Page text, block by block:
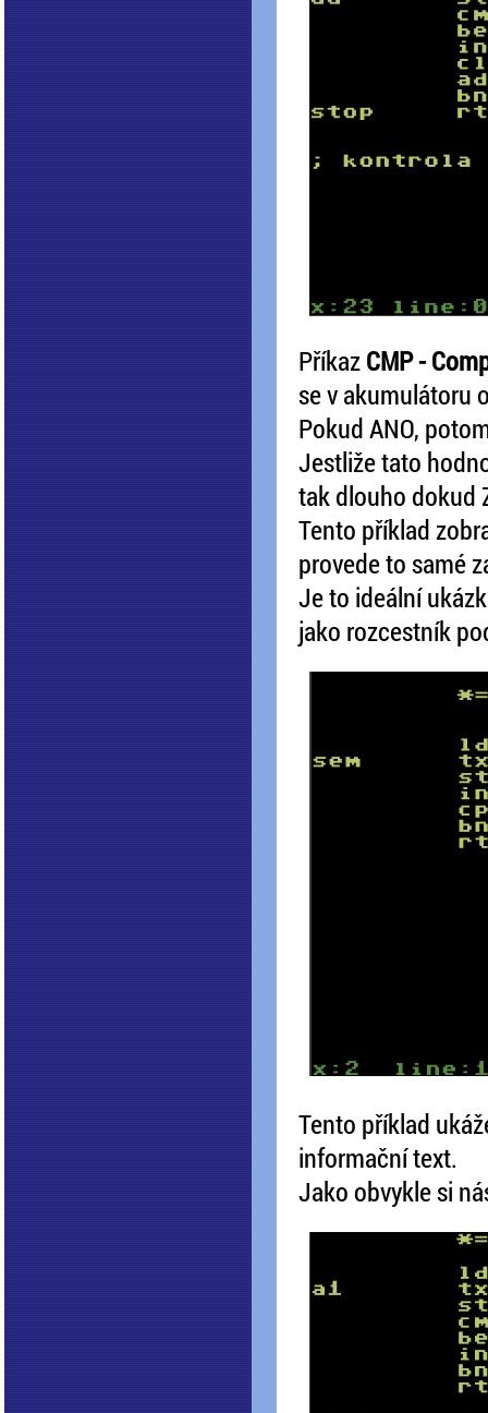
PříkazCMP -
se v akumulátoru
Pokud ANO,
Jestliže tato
tak dlouho dokud
Tento příklad
provede to samé
Je to ideální
jako rozcestník
Tento příklad
informační text.
Jako obvykle si